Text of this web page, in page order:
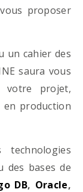
proposer
un cahier des
saura vous
votre projet,
en production
des bases de
DB, Oracle,